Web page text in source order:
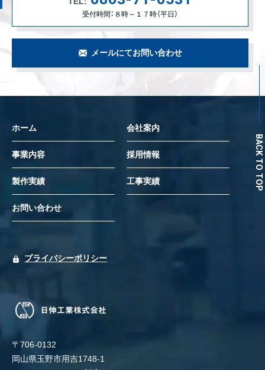
受付時間：８時～１７時（平日）
メールにてお問い合わせ
BACK TO TOP
ホーム 会社案内
事業内容 採用情報
製作実績 工事実績
お問い合わせ
プライバシーポリシー
〒706-0132
岡山県玉野市用吉1748-1